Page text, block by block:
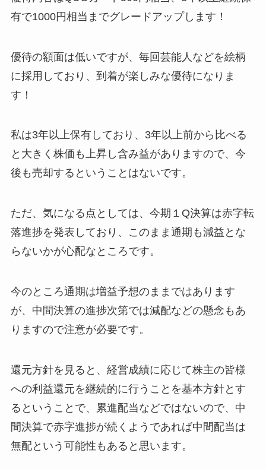
有で1000円相当までグレードアップします！
優待の額面は低いですが、毎回芸能人などを絵柄
に採用しており、到着が楽しみな優待になりま
す！
私は3年以上保有しており、3年以上前から比べる
と大きく株価も上昇し含み益がありますので、今
後も売却するということはないです。
ただ、気になる点としては、今期１Q決算は赤字転
落進捗を発表しており、このまま通期も減益とな
らないかが心配なところです。
今のところ通期は増益予想のままではあります
が、中間決算の進捗次第では減配などの懸念もあ
りますので注意が必要です。
還元方針を見ると、経営成績に応じて株主の皆様
への利益還元を継続的に行うことを基本方針とす
るということで、累進配当などではないので、中
間決算で赤字進捗が続くようであれば中間配当は
無配という可能性もあると思います。